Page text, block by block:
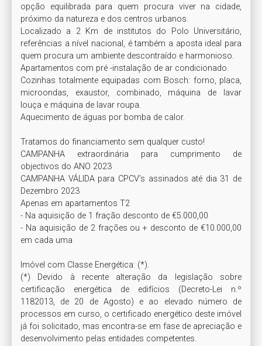
opção equilibrada para quem procura viver na cidade,
próximo da natureza e dos centros urbanos.
Localizado a 2 Km de institutos do Polo Universitário,
referências a nível nacional, é também a aposta ideal para
quem procura um ambiente descontraído e harmonioso.
Apartamentos com pré -instalação de ar condicionado.
Cozinhas totalmente equipadas com Bosch: forno, placa,
microondas, exaustor, combinado, máquina de lavar
louça e máquina de lavar roupa.
Aquecimento de águas por bomba de calor.
Tratamos do financiamento sem qualquer custo!
CAMPANHA extraordinária para cumprimento de
objectivos do ANO 2023
CAMPANHA VÁLIDA para CPCV’s assinados até dia 31 de
Dezembro 2023
Apenas em apartamentos T2
- Na aquisição de 1 fração desconto de €5.000,00
- Na aquisição de 2 frações ou + desconto de €10.000,00
em cada uma
Imóvel com Classe Energética: (*).
(*) Devido à recente alteração da legislação sobre
certificação energética de edifícios (Decreto-Lei n.º
1182013, de 20 de Agosto) e ao elevado número de
processos em curso, o certificado energético deste imóvel
já foi solicitado, mas encontra-se em fase de apreciação e